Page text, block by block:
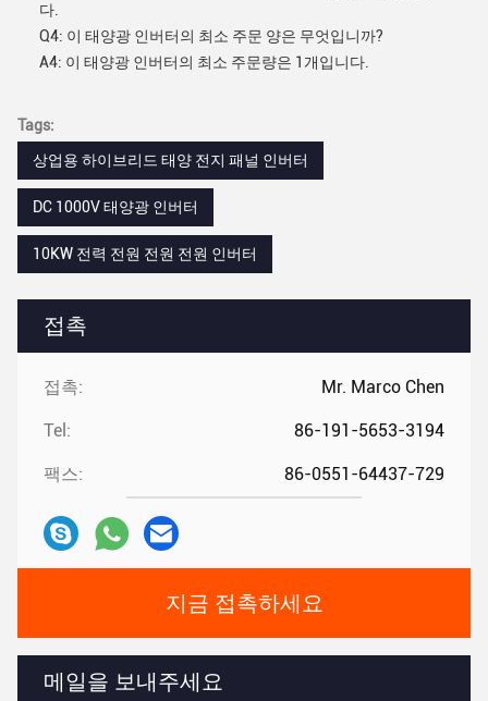
접촉
접촉: Mr. Marco Chen
Tel: 86-191-5653-3194
팩스: 86-0551-64437-729
지금 접촉하세요
메일을 보내주세요
다.
Q4: 이 태양광 인버터의 최소 주문 양은 무엇입니까?
A4: 이 태양광 인버터의 최소 주문량은 1개입니다.
Tags:
상업용 하이브리드 태양 전지 패널 인버터
DC 1000V 태양광 인버터
10KW 전력 전원 전원 전원 인버터